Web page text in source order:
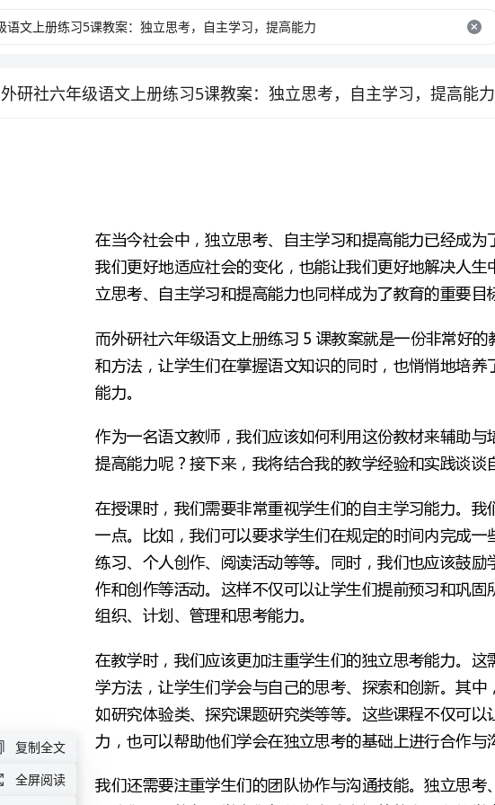
外研社六年级语文上册练习5课教案：独立思考，自主学习，提高能力
立思考、自主学习和提高能力也同样成为了教育的重要目标。
提高能力呢？接下来，我将结合我的教学经验和实践谈谈自己的一些想法和建议。
力，也可以帮助他们学会在独立思考的基础上进行合作与沟通。
复制全文
全屏阅读